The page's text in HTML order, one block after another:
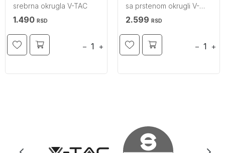
srebrna okrugla V-TAC
1.490 RSD
− +
sa prstenom okrugli V-
TAC
2.599 RSD
− +